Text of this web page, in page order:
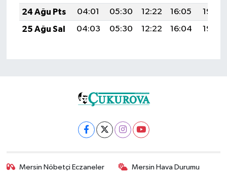
24 Ağu Pts
04:01 05:30 12:22 16:05
19:04
25 Ağu Sal
04:03 05:30 12:22 16:04 19:03
Mersin Nöbetçi Eczaneler Mersin Hava Durumu